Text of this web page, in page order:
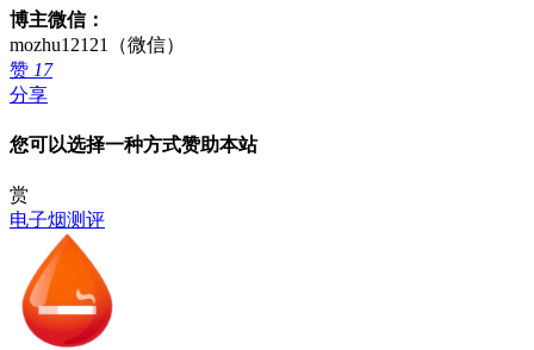
博主微信：
mozhu12121（微信）
赞 17
分享
您可以选择一种方式赞助本站
赏
电子烟测评